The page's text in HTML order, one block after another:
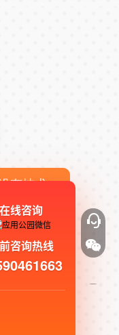
有技术
在线咨询
咨询热线